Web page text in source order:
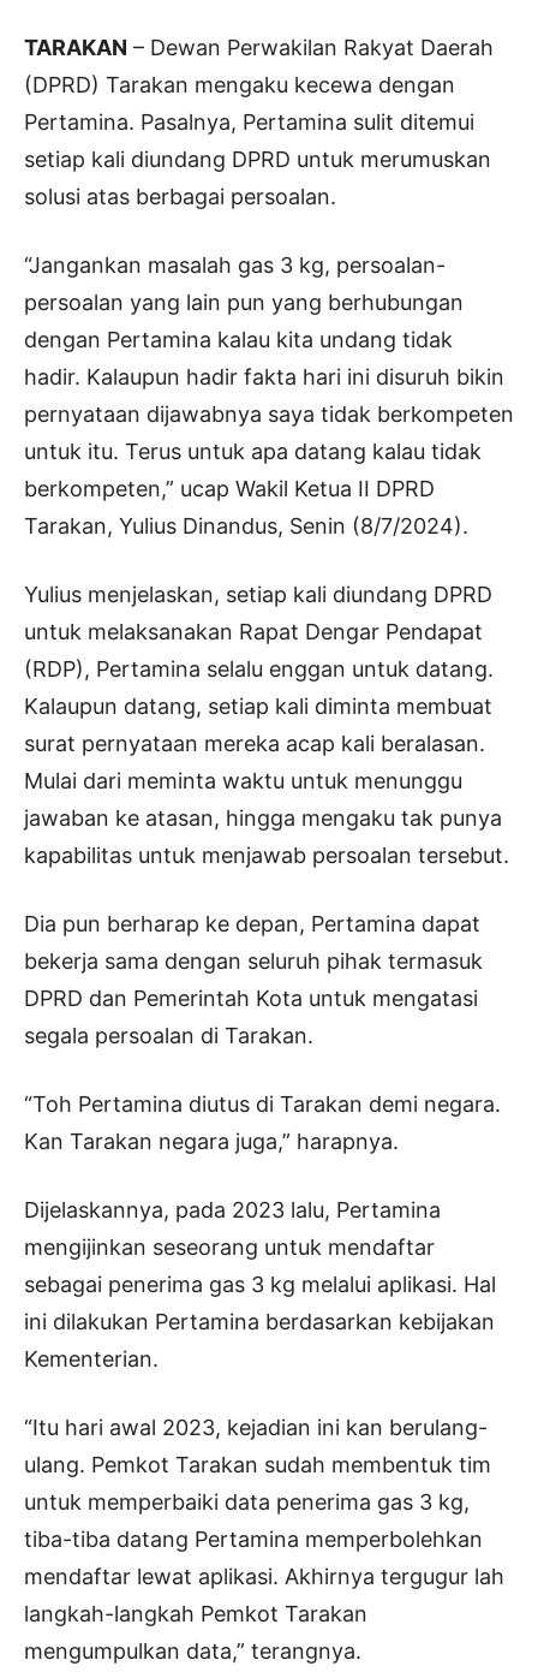
TARAKAN – Dewan Perwakilan Rakyat Daerah
(DPRD) Tarakan mengaku kecewa dengan
Pertamina. Pasalnya, Pertamina sulit ditemui
setiap kali diundang DPRD untuk merumuskan
solusi atas berbagai persoalan.
“Jangankan masalah gas 3 kg, persoalan-
persoalan yang lain pun yang berhubungan
dengan Pertamina kalau kita undang tidak
hadir. Kalaupun hadir fakta hari ini disuruh bikin
pernyataan dijawabnya saya tidak berkompeten
untuk itu. Terus untuk apa datang kalau tidak
berkompeten,” ucap Wakil Ketua II DPRD
Tarakan, Yulius Dinandus, Senin (8/7/2024).
Yulius menjelaskan, setiap kali diundang DPRD
untuk melaksanakan Rapat Dengar Pendapat
(RDP), Pertamina selalu enggan untuk datang.
Kalaupun datang, setiap kali diminta membuat
surat pernyataan mereka acap kali beralasan.
Mulai dari meminta waktu untuk menunggu
jawaban ke atasan, hingga mengaku tak punya
kapabilitas untuk menjawab persoalan tersebut.
Dia pun berharap ke depan, Pertamina dapat
bekerja sama dengan seluruh pihak termasuk
DPRD dan Pemerintah Kota untuk mengatasi
segala persoalan di Tarakan.
“Toh Pertamina diutus di Tarakan demi negara.
Kan Tarakan negara juga,” harapnya.
Dijelaskannya, pada 2023 lalu, Pertamina
mengijinkan seseorang untuk mendaftar
sebagai penerima gas 3 kg melalui aplikasi. Hal
ini dilakukan Pertamina berdasarkan kebijakan
Kementerian.
“Itu hari awal 2023, kejadian ini kan berulang-
ulang. Pemkot Tarakan sudah membentuk tim
untuk memperbaiki data penerima gas 3 kg,
tiba-tiba datang Pertamina memperbolehkan
mendaftar lewat aplikasi. Akhirnya tergugur lah
langkah-langkah Pemkot Tarakan
mengumpulkan data,” terangnya.